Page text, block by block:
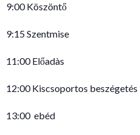
9:00 Köszöntő
9:15 Szentmise
11:00 Előadàs
12:00 Kiscsoportos beszégetés
13:00 ebéd